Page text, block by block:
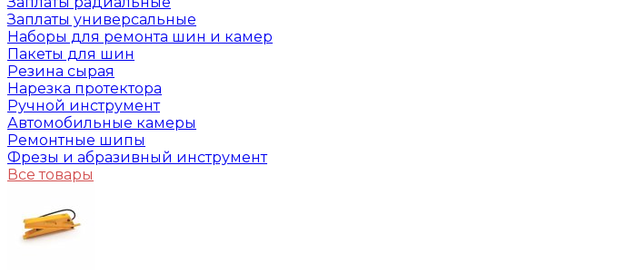
Заплаты универсальные
Наборы для ремонта шин и камер
Пакеты для шин
Резина сырая
Нарезка протектора
Ручной инструмент
Автомобильные камеры
Ремонтные шипы
Фрезы и абразивный инструмент
Все товары